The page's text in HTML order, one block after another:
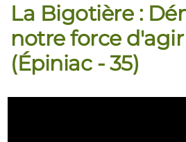
La Bigotière :
notre force
(Épiniac - 35)